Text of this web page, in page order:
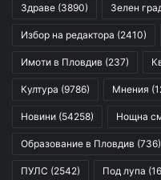
Здраве (3890) Зелен
Избор на редактора (2410)
Имоти в Пловдив (237)
Култура (9786) Мнения
Новини (54258) Нощна
Образование в Пловдив (736)
ПУЛС (2542) Под лупа